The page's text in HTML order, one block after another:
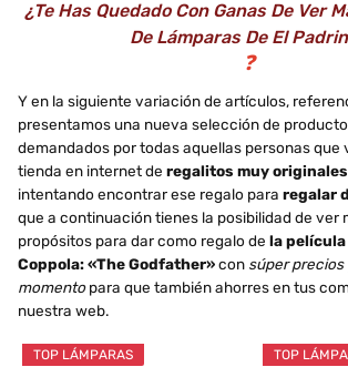
¿Te Has Quedado Con Ganas De Ver
De Lámparas De El
❓
Y en la siguiente variación de artículos,
presentamos una nueva selección de
demandados por todas aquellas personas que
tienda en internet de regalitos muy
intentando encontrar ese regalo para regalar
que a continuación tienes la posibilidad de ver
propósitos para dar como regalo de la película
Coppola: «The Godfather»con súper precios
momentopara que también ahorres en tus
nuestra web.
TOP LÁMPARAS TOP